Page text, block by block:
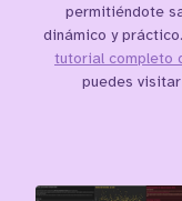
permitiéndote
dinámico y
tutorial completo
puedes